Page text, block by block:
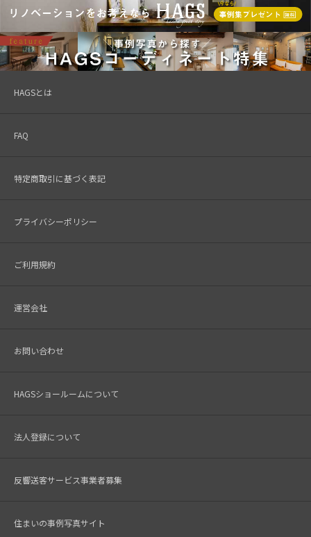
HAGSとは
FAQ
特定商取引に基づく表記
プライバシーポリシー
ご利用規約
運営会社
お問い合わせ
HAGSショールームについて
法人登録について
反響送客サービス事業者募集
住まいの事例写真サイト